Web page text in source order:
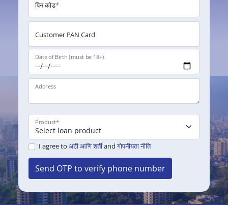
पिन कोड*
Customer PAN Card
Date of Birth (must be 18+)
Address
Product*
I agree to अटी आणि शर्तीand गोपनीयता नीति
Send OTP to verify phone number